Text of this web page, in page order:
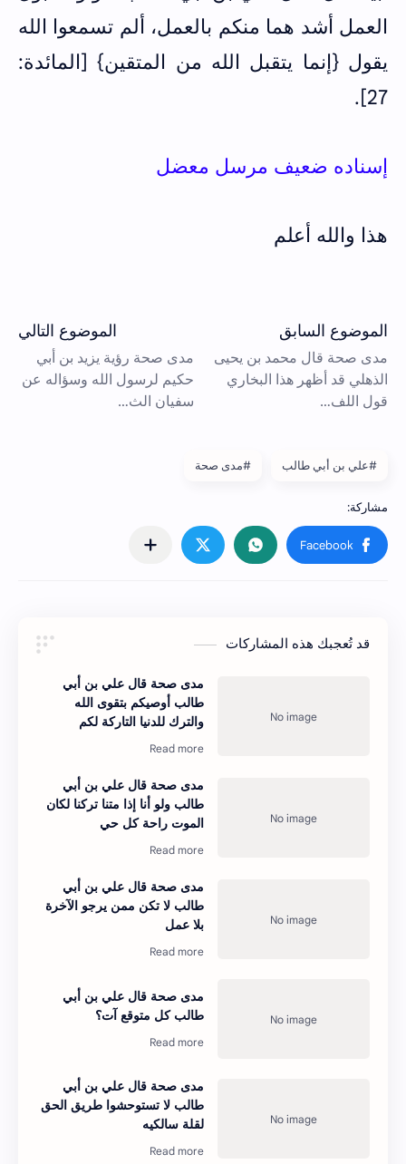
العمل أشد هما منكم بالعمل، ألم تسمعوا الله
يقول {إنما يتقبل الله من المتقين} [المائدة:
27].
إسناده ضعيف مرسل معضل
هذا والله أعلم
#علي بن أبي طالب #مدى صحة
قد تُعجبك هذه المشاركات
مدى صحة قال علي بن أبي
طالب أوصيكم بتقوى الله
والترك للدنيا التاركة لكم
مدى صحة قال علي بن أبي
طالب ولو أنا إذا متنا تركنا لكان
الموت راحة كل حي
مدى صحة قال علي بن أبي
طالب لا تكن ممن يرجو الآخرة
بلا عمل
مدى صحة قال علي بن أبي
طالب كل متوقع آت؟
مدى صحة قال علي بن أبي
طالب لا تستوحشوا طريق الحق
لقلة سالكيه